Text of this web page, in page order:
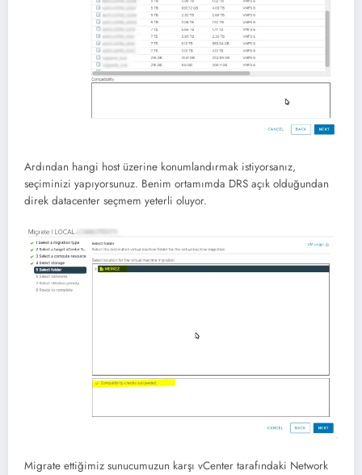
Ardından hangi host üzerine konumlandırmak istiyorsanız,
seçiminizi yapıyorsunuz. Benim ortamımda DRS açık olduğundan
direk datacenter seçmem yeterli oluyor.
Migrate ettiğimiz sunucumuzun karşı vCenter tarafındaki Network